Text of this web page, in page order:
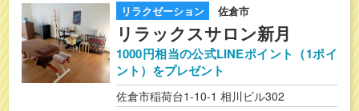
リラクゼーション 佐倉市
リラックスサロン新月
1000円相当の公式LINEポイント（1ポイ
ント）をプレゼント
佐倉市稲荷台1-10-1 相川ビル302